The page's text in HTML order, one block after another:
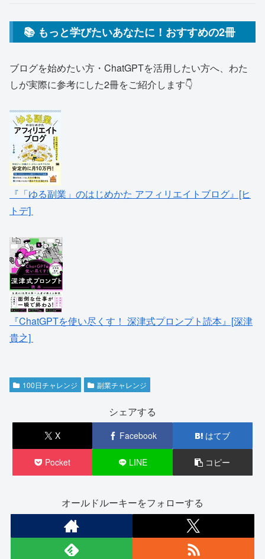
📚 もっと学びたいあなたに！おすすめの2冊
ブログを始めたい方・ChatGPTを活用したい方へ、わた
しが実際に参考にした2冊をご紹介します👇
『「ゆる副業」のはじめかた アフィリエイトブログ』[ヒ
トデ]
『ChatGPTを使い尽くす！ 深津式プロンプト読本』[深津
貴之]
100日チャレンジ 副業チャレンジ
シェアする
X Facebook はてブ
Pocket LINE コピー
オールドルーキーをフォローする